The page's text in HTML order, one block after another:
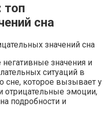
топ
сна
значения и
ситуаций в
сне, которое вызывает у
отрицательные эмоции,
подробности и